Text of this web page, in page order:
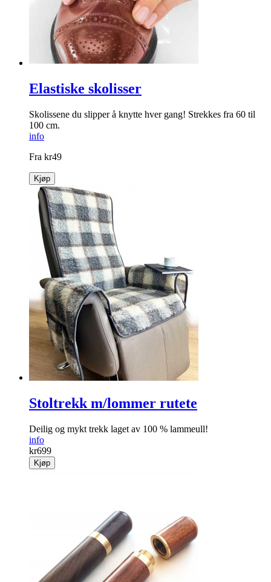
Elastiske skolisser
Skolissene du slipper å knytte hver gang! Strekkes fra 60 til
100 cm.
info
Fra kr49
Kjøp
Stoltrekk m/lommer rutete
Deilig og mykt trekk laget av 100 % lammeull!
info
kr699
Kjøp